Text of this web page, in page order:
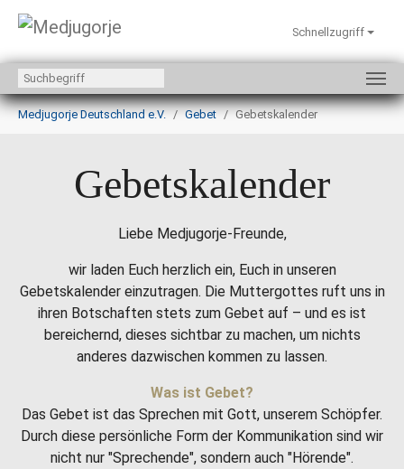
Zum Hauptinhalt springen
Schnellzugriff
Sie sind hier:
Medjugorje Deutschland e.V.
Gebet Gebetskalender
Gebetskalender
Liebe Medjugorje-Freunde,
wir laden Euch herzlich ein, Euch in unseren
Gebetskalender einzutragen. Die Muttergottes ruft uns in
ihren Botschaften stets zum Gebet auf – und es ist
bereichernd, dieses sichtbar zu machen, um nichts
anderes dazwischen kommen zu lassen.
Was ist Gebet?
Das Gebet ist das Sprechen mit Gott, unserem Schöpfer.
Durch diese persönliche Form der Kommunikation sind wir
nicht nur "Sprechende", sondern auch "Hörende".